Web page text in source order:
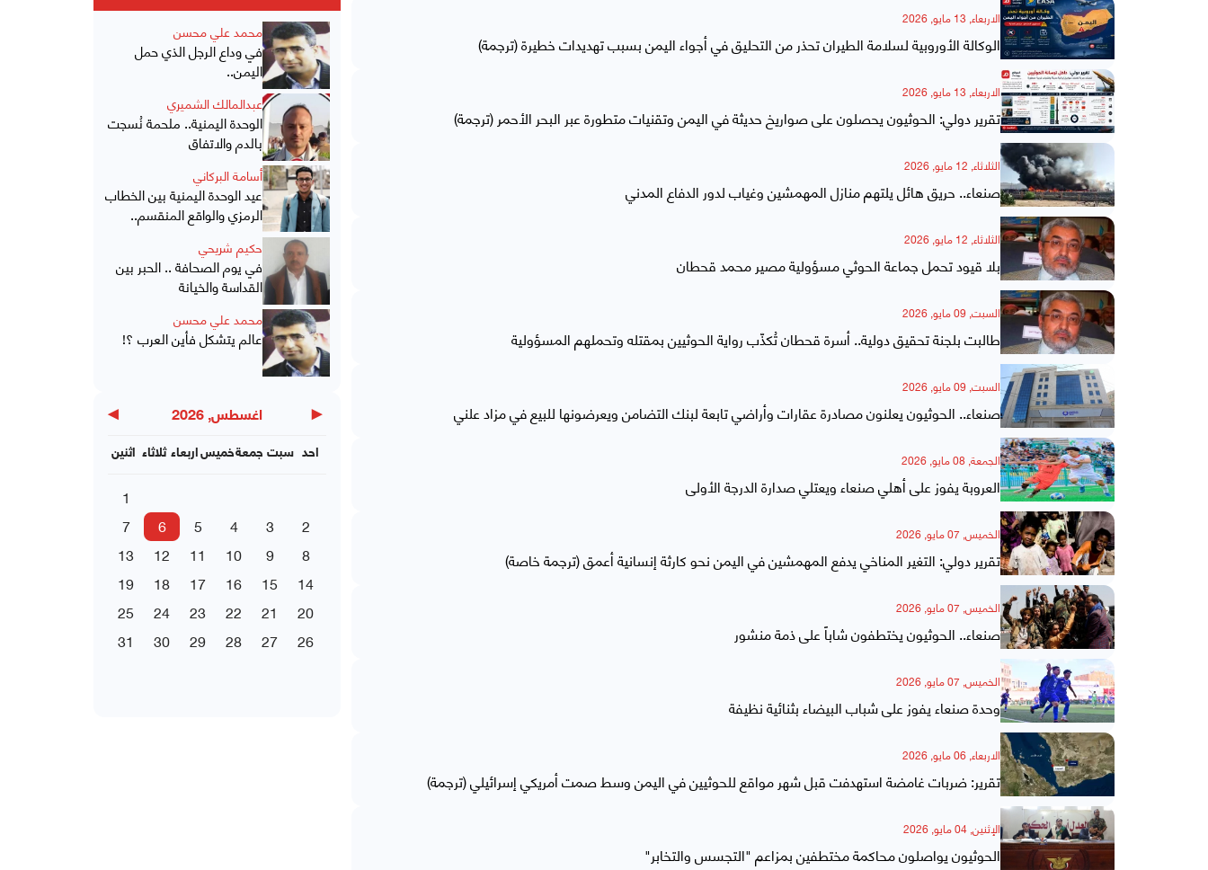
الاربعاء, 13 مايو, 2026
الوكالة الأوروبية لسلامة الطيران تحذر من التحليق في أجواء اليمن بسبب تهديدات خطيرة (ترجمة)
الاربعاء, 13 مايو, 2026
تقرير دولي: الحوثيون يحصلون على صواريخ حديثة في اليمن وتقنيات متطورة عبر البحر الأحمر (ترجمة)
الثلاثاء, 12 مايو, 2026
صنعاء.. حريق هائل يلتهم منازل المهمشين وغياب لدور الدفاع المدني
الثلاثاء, 12 مايو, 2026
بلا قيود تحمل جماعة الحوثي مسؤولية مصير محمد قحطان
السبت, 09 مايو, 2026
طالبت بلجنة تحقيق دولية.. أسرة قحطان تُكذّب رواية الحوثيين بمقتله وتحملهم المسؤولية
السبت, 09 مايو, 2026
صنعاء.. الحوثيون يعلنون مصادرة عقارات وأراضي تابعة لبنك التضامن ويعرضونها للبيع في مزاد علني
الجمعة, 08 مايو, 2026
العروبة يفوز على أهلي صنعاء ويعتلي صدارة الدرجة الأولى
الخميس, 07 مايو, 2026
تقرير دولي: التغير المناخي يدفع المهمشين في اليمن نحو كارثة إنسانية أعمق (ترجمة خاصة)
الخميس, 07 مايو, 2026
صنعاء.. الحوثيون يختطفون شاباً على ذمة منشور
الخميس, 07 مايو, 2026
وحدة صنعاء يفوز على شباب البيضاء بثنائية نظيفة
الاربعاء, 06 مايو, 2026
تقرير: ضربات غامضة استهدفت قبل شهر مواقع للحوثيين في اليمن وسط صمت أمريكي إسرائيلي (ترجمة)
الإثنين, 04 مايو, 2026
الحوثيون يواصلون محاكمة مختطفين بمزاعم "التجسس والتخابر"
محمد علي محسن
في وداع الرجل الذي حمل
اليمن..
عبدالمالك الشميري
الوحدة اليمنية.. ملحمة نُسجت
بالدم والاتفاق
أسامة البركاني
عيد الوحدة اليمنية بين الخطاب
الرمزي والواقع المنقسم..
حكيم شريحي
في يوم الصحافة .. الحبر بين
القداسة والخيانة
محمد علي محسن
عالم يتشكل فأين العرب ؟!
◀ اغسطس, 2026 ▶
اثنين ثلاثاء اربعاءخميسجمعة سبت احد
1
2
3
4
5
6
7
8
9
10
11
12
13
14
15
16
17
18
19
20
21
22
23
24
25
26
27
28
29
30
31